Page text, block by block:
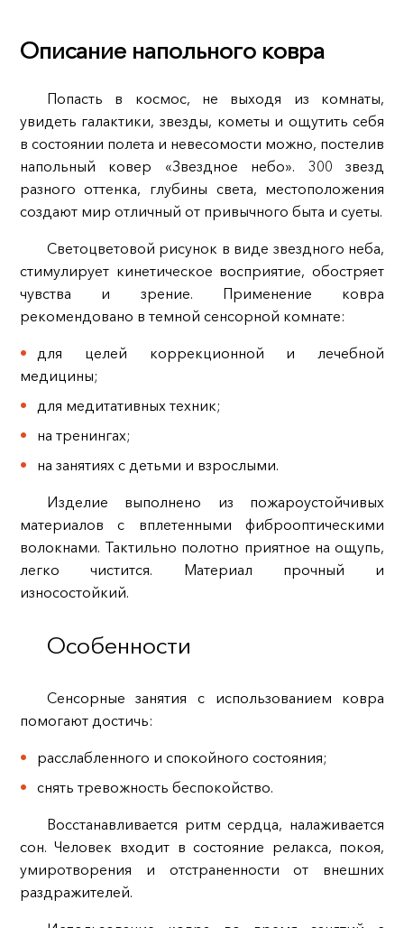
Описание напольного ковра
Попасть в космос, не выходя из комнаты,
увидеть галактики, звезды, кометы и ощутить себя
в состоянии полета и невесомости можно, постелив
напольный ковер «Звездное небо». 300 звезд
разного оттенка, глубины света, местоположения
создают мир отличный от привычного быта и суеты.
Светоцветовой рисунок в виде звездного неба,
стимулирует кинетическое восприятие, обостряет
чувства и зрение. Применение ковра
рекомендовано в темной сенсорной комнате:
для целей коррекционной и лечебной
медицины;
для медитативных техник;
на тренингах;
на занятиях с детьми и взрослыми.
Изделие выполнено из пожароустойчивых
материалов с вплетенными фиброоптическими
волокнами. Тактильно полотно приятное на ощупь,
легко чистится. Материал прочный и
износостойкий.
Особенности
Сенсорные занятия с использованием ковра
помогают достичь:
расслабленного и спокойного состояния;
снять тревожность беспокойство.
Восстанавливается ритм сердца, налаживается
сон. Человек входит в состояние релакса, покоя,
умиротворения и отстраненности от внешних
раздражителей.